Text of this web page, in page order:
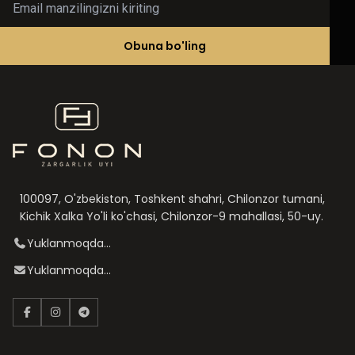
Obuna bo'ling
100097, O'zbekiston, Toshkent shahri, Chilonzor tumani,
Kichik Xalka Yo'li ko'chasi, Chilonzor-9 mahallasi, 50-uy.
Yuklanmoqda...
Yuklanmoqda...